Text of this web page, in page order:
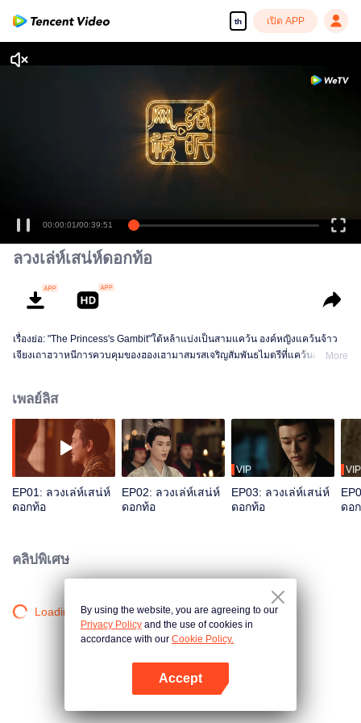
th เปิด APP
00:00:01/00:39:51
ลวงเล่ห์เสน่ห์ดอกท้อ
เรื่องย่อ: "The Princess's Gambit"ใต้หล้าแบ่งเป็นสามแคว้น องค์หญิงแคว้นจ้าว
เจียงเถาฮวาหนีการควบคุมของฮองเฮามาสมรสเจริญสัมพันธไมตรีที่แคว้นเว่ยกับMore
เพลย์ลิส
EP01: ลวงเล่ห์เสน่ห์
ดอกท้อ
EP02: ลวงเล่ห์เสน่ห์
ดอกท้อ
VIP
EP03: ลวงเล่ห์เสน่ห์
ดอกท้อ
VIP
ดอ
คลิปพิเศษ
Loading…By using the website, you are agreeing to our
Privacy Policy and the use of cookies in
accordance with our Cookie Policy.
Accept